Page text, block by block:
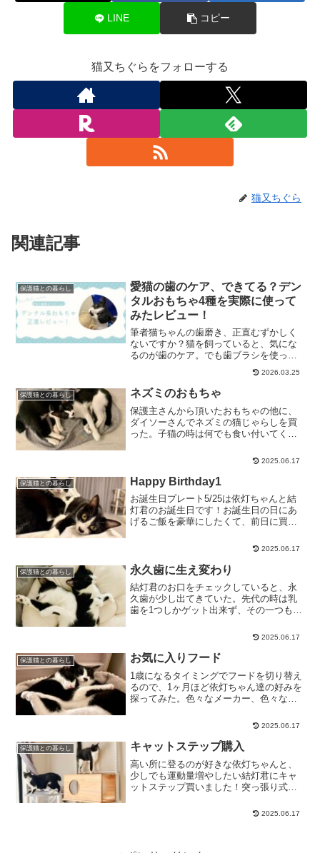
LINE コピー
猫又ちぐらをフォローする
猫又ちぐら
関連記事
保護猫との暮らし
愛猫の歯のケア、できてる？デン
タルおもちゃ4種を実際に使って
みたレビュー！
筆者猫ちゃんの歯磨き、正直むずかしく
ないですか？猫を飼っていると、気にな
るのが歯のケア。でも歯ブラシを使った
歯磨きって、嫌がる子も多くて毎日続け
るのって大変ですよね。「何かいい方法
はないかな・・・」と探していたとこ
ろ、遊びながら歯磨きのサポ...
2026.03.25
保護猫との暮らし ネズミのおもちゃ
保護主さんから頂いたおもちゃの他に、
ダイソーさんでネズミの猫じゃらしを買
った。子猫の時は何でも食い付いてくれ
帰って遊んであげたらもうすごい！食い
付きがいい！やはりお値段は関係ない
ね！笑依灯ちゃんも結灯君も...
2025.06.17
保護猫との暮らし Happy Birthday1
お誕生日プレート5/25は依灯ちゃんと結
灯君のお誕生日です！お誕生日の日にあ
げるご飯を豪華にしたくて、前日に買い
トフードは毎日あげてるのですが、缶詰
お誕生日に初缶詰ご飯...
2025.06.17
保護猫との暮らし 永久歯に生え変わり
結灯君のお口をチェックしていると、永
久歯が少し出てきていた。先代の時は乳
歯を1つしかゲット出来ず、その一つも引
た。なので毎日の様に「歯が抜けたらペ
よ。」と結灯君に言い聞かせた...
2025.06.17
保護猫との暮らし お気に入りフード
1歳になるタイミングでフードを切り替え
るので、1ヶ月ほど依灯ちゃん達の好みを
探ってみた。色々なメーカー、色々な味
の子達の食い付きが良かったのがコレ
これ、色々な味が...
2025.06.17
保護猫との暮らし キャットステップ購入
高い所に登るのが好きな依灯ちゃんと、
少しでも運動量増やしたい結灯君にキャ
ットステップ買いました！突っ張り式な
き30センチ程度なので圧迫感も少ないの
2025.06.17